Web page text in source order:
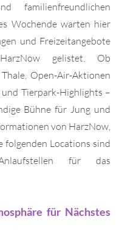
familienfreundlichen
Wochende warten hier
und Freizeitangebote
gelistet. Ob
Open-Air-Aktionen
Tierpark-Highlights –
Bühne für Jung und
von HarzNow,
folgenden Locations sind
für das
für Nächstes